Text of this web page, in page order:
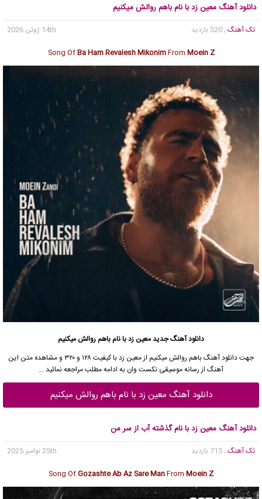
دانلود آهنگ معین زد با نام باهم روالش میکنیم
تک آهنگ , 520 بازدید
14th ژوئن 2026
Song OfBa Ham Revalesh MikonimFrom Moein Z
دانلود آهنگ جدیدمعین زد با نام باهم روالش میکنیم
جهتدانلود آهنگباهم روالش میکنیم ازمعین زد
با کیفیت ۱۲۸ و ۳۲۰ و مشاهده متن این
آهنگ از رسانه موسیقی نکست وان به ادامه مطلب مراجعه نمائید …
دانلود آهنگ معین زد با نام باهم روالش میکنیم
دانلود آهنگ معین زد با نام گذشته آب از سر من
تک آهنگ , 715 بازدید
25th نوامبر 2025
Song OfGozashte Ab Az Sare ManFrom Moein Z